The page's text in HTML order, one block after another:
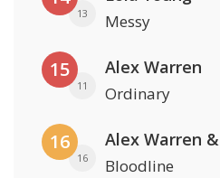
13 Messy
15
11
Alex Warren
Ordinary
16
16
Alex Warren
Bloodline